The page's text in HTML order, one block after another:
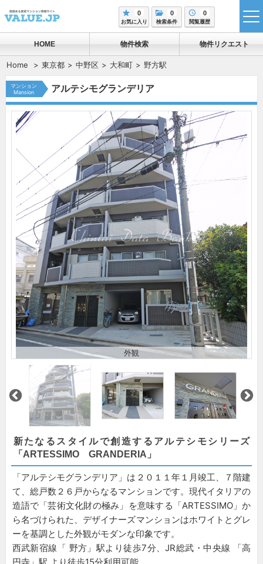
0
お気に入り
0
検索条件
0
閲覧履歴
HOME 物件検索 物件リクエスト
Home 東京都 中野区 大和町 野方駅
マンション
Mansion
アルテシモグランデリア
外観
新たなるスタイルで創造するアルテシモシリーズ
「ARTESSIMO GRANDERIA」
「アルテシモグランデリア」は２０１１年１月竣工、７階建
て、総戸数２６戸からなるマンションです。現代イタリアの
造語で「芸術文化財の極み」を意味する「ARTESSIMO」か
ら名づけられた、デザイナーズマンションはホワイトとグレ
ーを基調とした外観がモダンな印象です。
西武新宿線「 野方」駅より徒歩7分、JR総武・中央線 「高